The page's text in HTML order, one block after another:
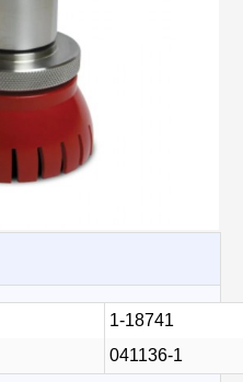
1-18741
041136-1